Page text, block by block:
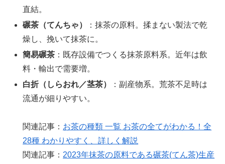
直結。
碾茶（てんちゃ）
：抹茶の原料。揉まない製法で乾
燥し、挽いて抹茶に。
簡易碾茶 ：既存設備でつくる抹茶原料系。近年は飲
料・輸出で需要増。
白折（しらおれ／茎茶）
：副産物系。荒茶不足時は
流通が細りやすい。
関連記事： お茶の種類 一覧 お茶の全てがわかる！全
28種 わかりやすく、詳しく解説
関連記事：2023年抹茶の原料である碾茶(てん茶)生産